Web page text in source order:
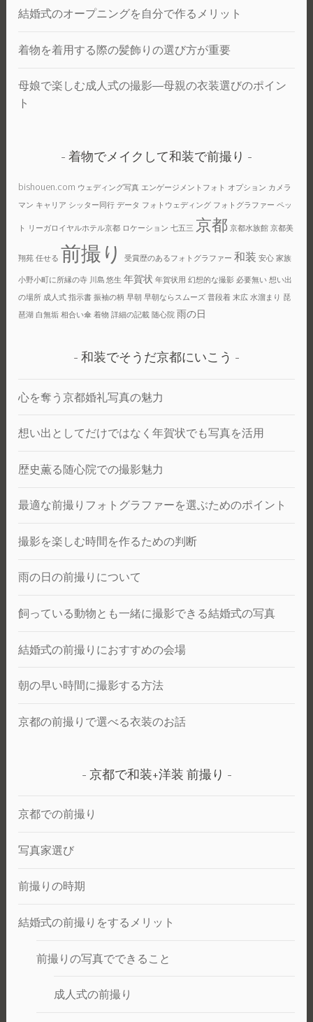
結婚式のオープニングを自分で作るメリット
着物を着用する際の髪飾りの選び方が重要
母娘で楽しむ成人式の撮影―母親の衣装選びのポイン
ト
着物でメイクして和装で前撮り
bishouen.com ウェディング写真 エンゲージメントフォト オプション カメラ
マン キャリア シッター同行 データ フォトウェディング フォトグラファー ペッ
ト リーガロイヤルホテル京都 ロケーション 七五三 京都 京都水族館 京都美
翔苑 任せる 前撮り 受賞歴のあるフォトグラファー 和装 安心 家族
小野小町に所縁の寺 川島 悠生 年賀状 年賀状用 幻想的な撮影 必要無い 想い出
の場所 成人式 指示書 振袖の柄 早朝 早朝ならスムーズ 普段着 末広 水溜まり 琵
琶湖 白無垢 相合い傘 着物 詳細の記載 随心院 雨の日
和装でそうだ京都にいこう
心を奪う京都婚礼写真の魅力
想い出としてだけではなく年賀状でも写真を活用
歴史薫る随心院での撮影魅力
最適な前撮りフォトグラファーを選ぶためのポイント
撮影を楽しむ時間を作るための判断
雨の日の前撮りについて
飼っている動物とも一緒に撮影できる結婚式の写真
結婚式の前撮りにおすすめの会場
朝の早い時間に撮影する方法
京都の前撮りで選べる衣装のお話
京都で和装+洋装 前撮り
京都での前撮り
写真家選び
前撮りの時期
結婚式の前撮りをするメリット
前撮りの写真でできること
成人式の前撮り